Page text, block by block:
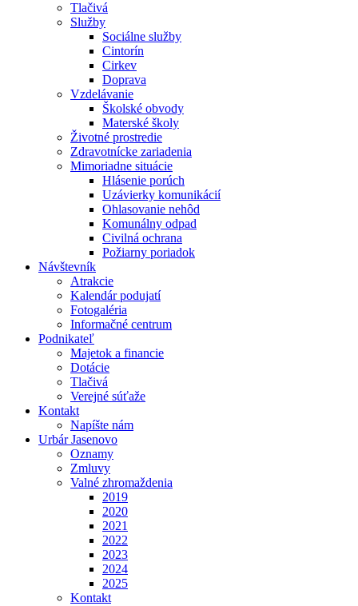
Tlačivá
Služby
Sociálne služby
Cintorín
Cirkev
Doprava
Vzdelávanie
Školské obvody
Materské školy
Životné prostredie
Zdravotnícke zariadenia
Mimoriadne situácie
Hlásenie porúch
Uzávierky komunikácií
Ohlasovanie nehôd
Komunálny odpad
Civilná ochrana
Požiarny poriadok
Návštevník
Atrakcie
Kalendár podujatí
Fotogaléria
Informačné centrum
Podnikateľ
Majetok a financie
Dotácie
Tlačivá
Verejné súťaže
Kontakt
Napíšte nám
Urbár Jasenovo
Oznamy
Zmluvy
Valné zhromaždenia
2019
2020
2021
2022
2023
2024
2025
Kontakt